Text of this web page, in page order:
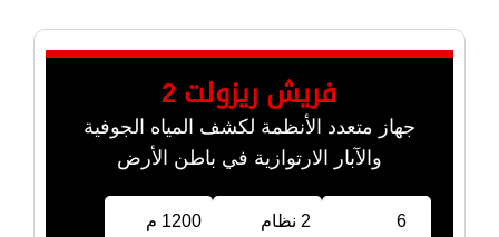
فريش ريزولت 2
جهاز متعدد الأنظمة لكشف المياه الجوفية
والآبار الارتوازية في باطن الأرض
6
2 نظام
1200 م